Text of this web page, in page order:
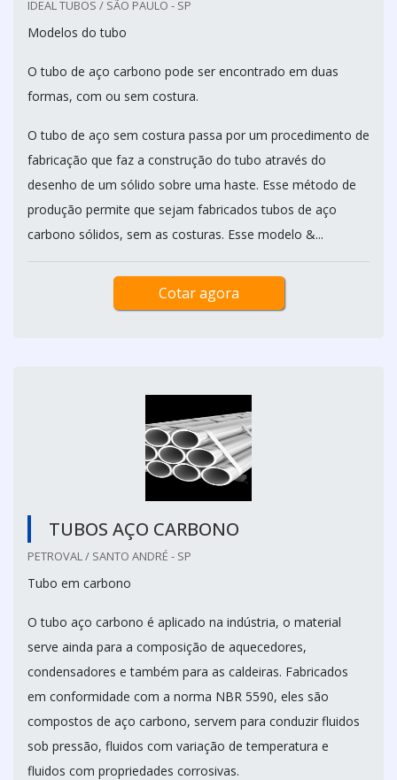
IDEAL TUBOS / SÃO PAULO - SP
Modelos do tubo
O tubo de aço carbono pode ser encontrado em duas
formas, com ou sem costura.
O tubo de aço sem costura passa por um procedimento de
fabricação que faz a construção do tubo através do
desenho de um sólido sobre uma haste. Esse método de
produção permite que sejam fabricados tubos de aço
carbono sólidos, sem as costuras. Esse modelo &...
Cotar agora
TUBOS AÇO CARBONO
PETROVAL / SANTO ANDRÉ - SP
Tubo em carbono
O tubo aço carbono é aplicado na indústria, o material
serve ainda para a composição de aquecedores,
condensadores e também para as caldeiras. Fabricados
em conformidade com a norma NBR 5590, eles são
compostos de aço carbono, servem para conduzir fluidos
sob pressão, fluidos com variação de temperatura e
fluidos com propriedades corrosivas.